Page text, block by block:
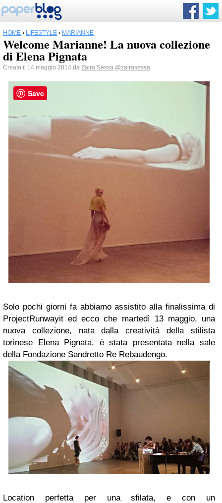
HOME › LIFESTYLE › MARIANNE
Welcome Marianne! La nuova collezione
di Elena Pignata
Creato il 14 maggio 2014 da Zaira Sessa @zairasessa
Solo pochi giorni fa abbiamo assistito alla finalissima di
ProjectRunwayit ed ecco che martedì 13 maggio, una
nuova collezione, nata dalla creatività della stilista
torinese Elena Pignata, è stata presentata nella sale
della Fondazione Sandretto Re Rebaudengo.
Location perfetta per una sfilata, e con un
Save